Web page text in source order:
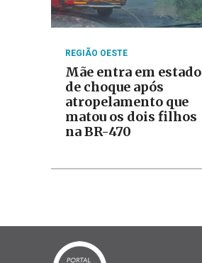
REGIÃO OESTE
Mãe entra em estado
de choque após
atropelamento que
matou os dois filhos
na BR-470